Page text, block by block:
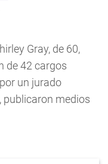
Gray, de 60,
de 42 cargos
un jurado
publicaron medios